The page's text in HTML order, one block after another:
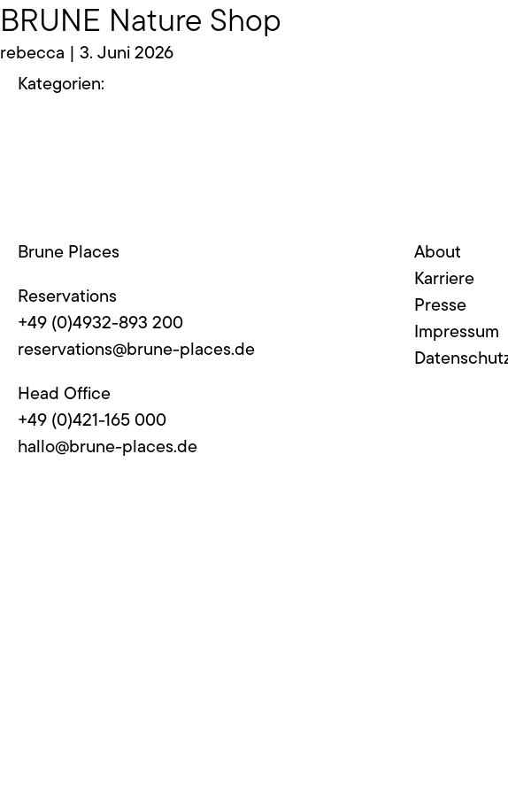
Skip
to
the
content
BRUNE Nature Shop
rebecca | 3. Juni 2026
Kategorien:
Brune Places
Reservations
+49 (0)4932-893 200
reservations@brune-places.de
Head Office
+49 (0)421-165 000
hallo@brune-places.de
About
Karriere
Presse
Impressum